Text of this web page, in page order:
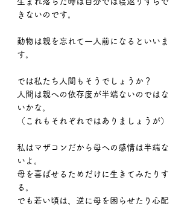
きないのです。
動物は親を忘れて一人前になるといいま
す。
では私たち人間もそうでしょうか？
人間は親への依存度が半端ないのではな
いかな。
（これもそれぞれではありましょうが）
私はマザコンだから母への感情は半端な
いよ。
母を喜ばせるためだけに生きてみたりす
る。
でも若い頃は、逆に母を困らせたり心配